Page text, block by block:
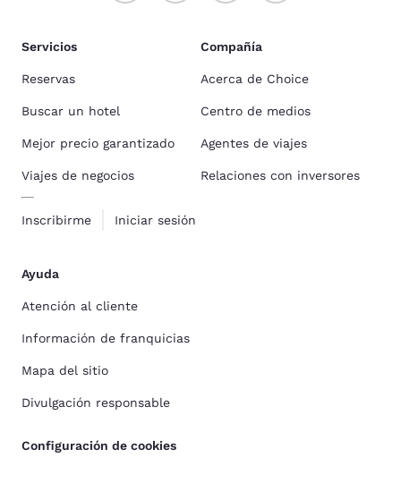
Servicios
Reservas
Buscar un hotel
Mejor precio garantizado
Viajes de negocios
Inscribirme Iniciar sesión
Compañía
Acerca de Choice
Centro de medios
Agentes de viajes
Relaciones con inversores
Ayuda
Atención al cliente
Información de franquicias
Mapa del sitio
Divulgación responsable
Configuración de cookies